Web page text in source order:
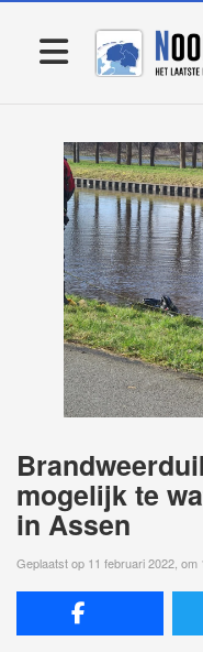
mogelijk te
in Assen
Geplaatst op 11 februari 2022, om